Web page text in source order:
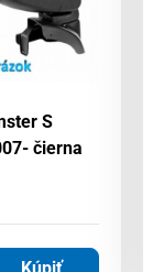
S
čierna